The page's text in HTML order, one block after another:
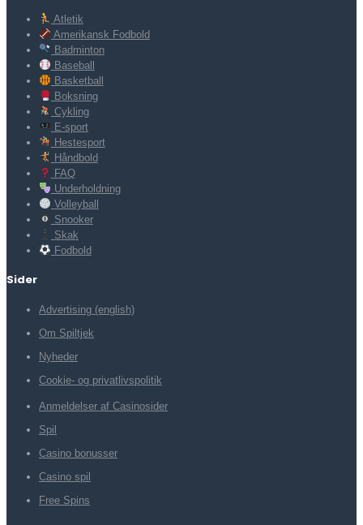
Atletik
Amerikansk Fodbold
Badminton
Baseball
Basketball
Boksning
Cykling
E-sport
Hestesport
Håndbold
FAQ
Underholdning
Volleyball
Snooker
Skak
Fodbold
Sider
Advertising (english)
Om Spiltjek
Nyheder
Cookie- og privatlivspolitik
Anmeldelser af Casinosider
Spil
Casino bonusser
Casino spil
Free Spins